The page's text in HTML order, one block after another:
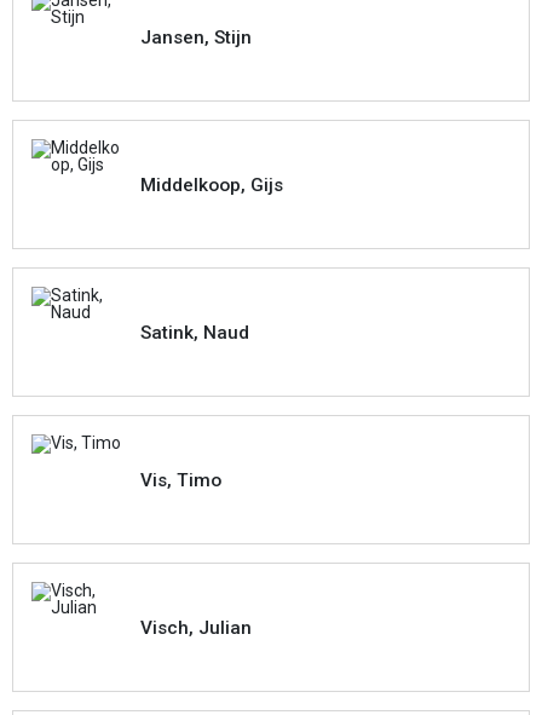
Jansen, Stijn
Middelkoop, Gijs
Satink, Naud
Vis, Timo
Visch, Julian